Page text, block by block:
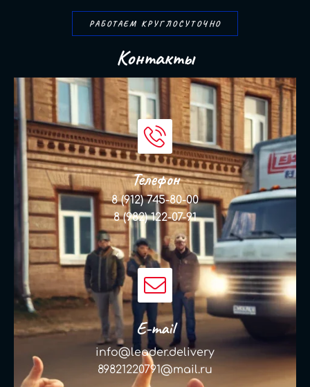
РАБОТАЕМ КРУГЛОСУТОЧНО
Контакты
Телефон
8 (912) 745-80-00
8 (982) 122-07-91
E-mail
info@leader.delivery
89821220791@mail.ru